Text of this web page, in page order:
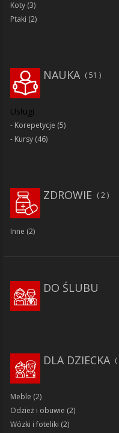
Koty (3)
Ptaki (2)
51
NAUKA
Usługi
Korepetycje (5)
Kursy (46)
ZDROWIE 2
Inne (2)
DO ŚLUBU
DLA DZIECKA
Meble (2)
Odzież i obuwie (2)
Wózki i foteliki (2)